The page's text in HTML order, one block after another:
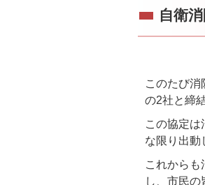
自衛
このたび
の2社と締
この協定
な限り出動
これから
し、市民の